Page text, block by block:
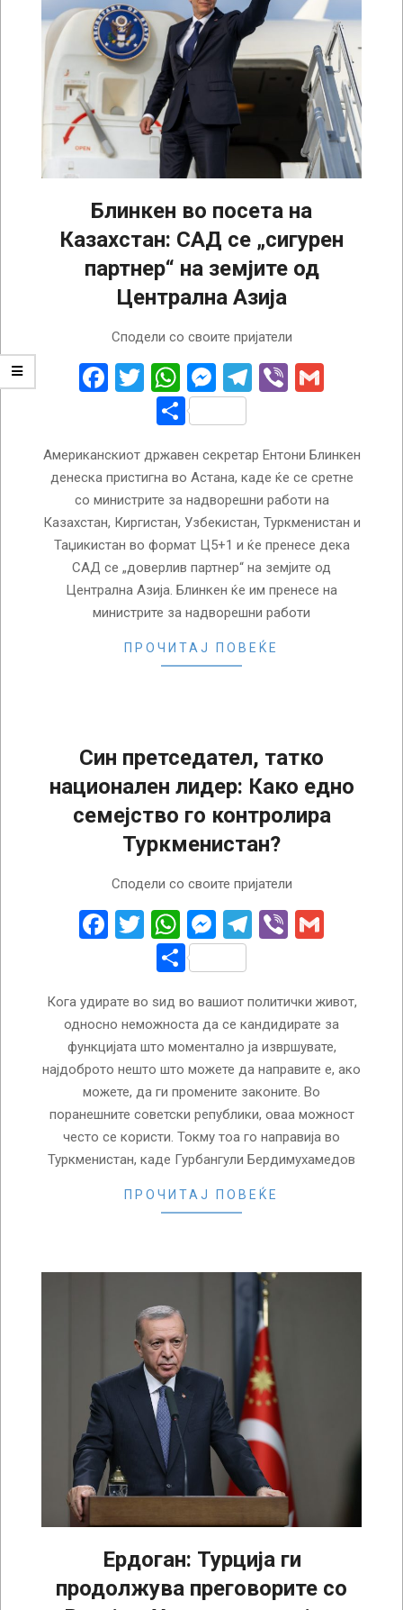
Блинкен во посета на
Казахстан: САД се „сигурен
партнер“ на земјите од
Централна Азија
Сподели со своите пријатели
Facebook
Twitter
WhatsApp
Messenger
Telegram
Viber
Share
Американскиот државен секретар Ентони Блинкен
денеска пристигна во Астана, каде ќе се сретне
со министрите за надворешни работи на
Казахстан, Киргистан, Узбекистан, Туркменистан и
Таџикистан во формат Ц5+1 и ќе пренесе дека
САД се „доверлив партнер“ на земјите од
Централна Азија. Блинкен ќе им пренесе на
министрите за надворешни работи
ПРОЧИТАЈ ПОВЕЌЕ
Син претседател, татко
национален лидер: Како едно
семејство го контролира
Туркменистан?
Сподели со своите пријатели
Facebook
Twitter
WhatsApp
Messenger
Telegram
Viber
Share
Кога удирате во ѕид во вашиот политички живот,
односно неможноста да се кандидирате за
функцијата што моментално ја извршувате,
најдоброто нешто што можете да направите е, ако
можете, да ги промените законите. Во
поранешните советски републики, оваа можност
често се користи. Токму тоа го направија во
Туркменистан, каде Гурбангули Бердимухамедов
ПРОЧИТАЈ ПОВЕЌЕ
Ердоган: Турција ги
продолжува преговорите со